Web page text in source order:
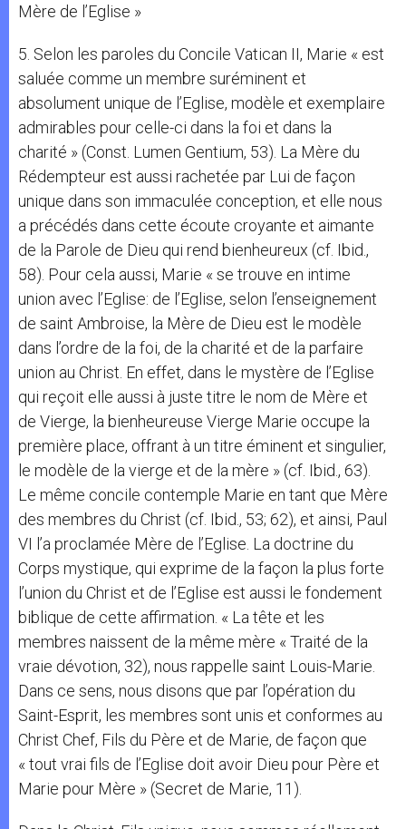
Mère de l’Eglise »
5. Selon les paroles du Concile Vatican II, Marie « est
saluée comme un membre suréminent et
absolument unique de l’Eglise, modèle et exemplaire
admirables pour celle-ci dans la foi et dans la
charité » (Const. Lumen Gentium, 53). La Mère du
Rédempteur est aussi rachetée par Lui de façon
unique dans son immaculée conception, et elle nous
a précédés dans cette écoute croyante et aimante
de la Parole de Dieu qui rend bienheureux (cf. Ibid.,
58). Pour cela aussi, Marie « se trouve en intime
union avec l’Eglise: de l’Eglise, selon l’enseignement
de saint Ambroise, la Mère de Dieu est le modèle
dans l’ordre de la foi, de la charité et de la parfaire
union au Christ. En effet, dans le mystère de l’Eglise
qui reçoit elle aussi à juste titre le nom de Mère et
de Vierge, la bienheureuse Vierge Marie occupe la
première place, offrant à un titre éminent et singulier,
le modèle de la vierge et de la mère » (cf. Ibid., 63).
Le même concile contemple Marie en tant que Mère
des membres du Christ (cf. Ibid., 53; 62), et ainsi, Paul
VI l’a proclamée Mère de l’Eglise. La doctrine du
Corps mystique, qui exprime de la façon la plus forte
l’union du Christ et de l’Eglise est aussi le fondement
biblique de cette affirmation. « La tête et les
membres naissent de la même mère « Traité de la
vraie dévotion, 32), nous rappelle saint Louis-Marie.
Dans ce sens, nous disons que par l’opération du
Saint-Esprit, les membres sont unis et conformes au
Christ Chef, Fils du Père et de Marie, de façon que
« tout vrai fils de l’Eglise doit avoir Dieu pour Père et
Marie pour Mère » (Secret de Marie, 11).